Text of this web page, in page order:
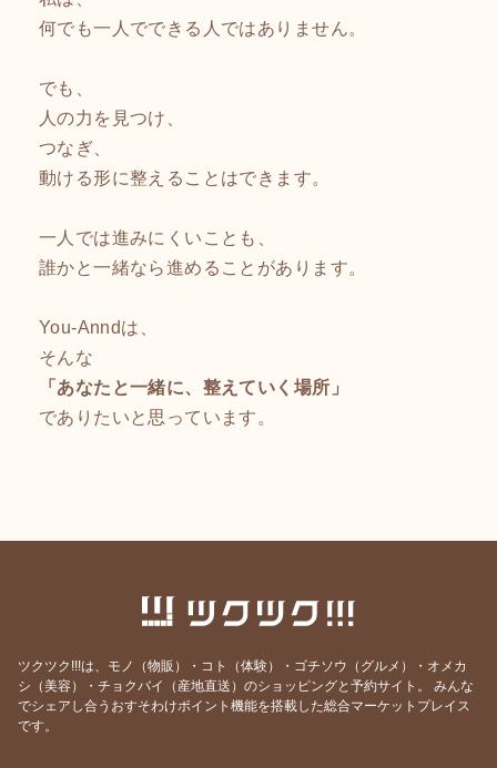
何でも一人でできる人ではありません。
でも、
人の力を見つけ、
つなぎ、
動ける形に整えることはできます。
一人では進みにくいことも、
誰かと一緒なら進めることがあります。
You-Anndは、
そんな
「あなたと一緒に、整えていく場所」
でありたいと思っています。
ツクツク!!!は、モノ（物販）・コト（体験）・ゴチソウ（グルメ）・オメカ
シ（美容）・チョクバイ（産地直送）のショッピングと予約サイト。
みんな
でシェアし合うおすそわけポイント機能を搭載した総合マーケットプレイス
です。